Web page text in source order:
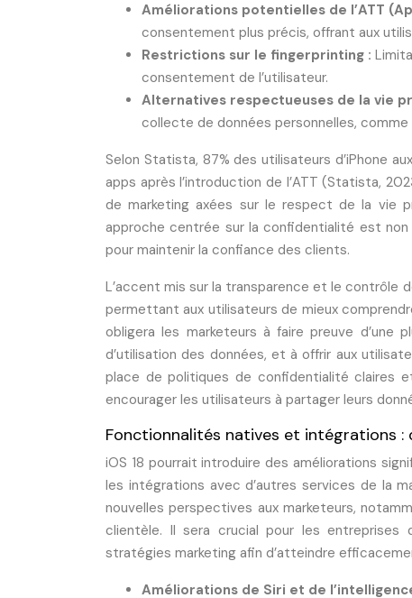
Améliorations potentielles de l’ATT
consentement plus précis, offrant aux
Restrictions sur le fingerprinting :
consentement de l’utilisateur.
Alternatives respectueuses de la vie
collecte de données personnelles,
Selon Statista, 87% des utilisateurs d’iPhone
apps après l’introduction de l’ATT (Statista,
de marketing axées sur le respect de la vie
approche centrée sur la confidentialité est
pour maintenir la confiance des clients.
L’accent mis sur la transparence et le contrôle
permettant aux utilisateurs de mieux
obligera les marketeurs à faire preuve
d’utilisation des données, et à offrir aux
place de politiques de confidentialité claires
encourager les utilisateurs à partager leurs
Fonctionnalités natives et intégrations
iOS 18 pourrait introduire des améliorations
les intégrations avec d’autres services de la
nouvelles perspectives aux marketeurs,
clientèle. Il sera crucial pour les entreprises
stratégies marketing afin d’atteindre
Améliorations de Siri et de